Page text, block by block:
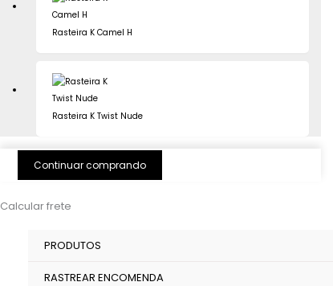
Rasteira K Camel H
Rasteira K Twist Nude
Continuar comprando
Calcular frete
PRODUTOS
RASTREAR ENCOMENDA